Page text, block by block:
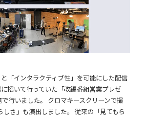
と「インタラクティブ性」を可能にした配信
招いて行っていた「改編番組営業プレゼ
行いました。 クロマキースクリーンで撮
さ」も演出しました。 従来の「見てもら